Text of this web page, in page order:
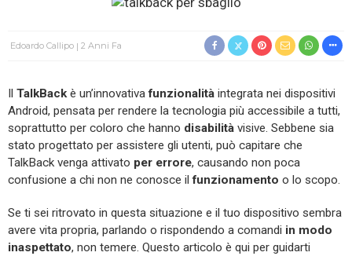
Edoardo Callipo 2 Anni Fa
Il TalkBackè un’innovativafunzionalità integrata nei dispositivi
Android, pensata per rendere la tecnologia più accessibile a tutti,
soprattutto per coloro che hanno disabilità visive. Sebbene sia
stato progettato per assistere gli utenti, può capitare che
TalkBack venga attivato per errore, causando non poca
confusione a chi non ne conosce ilfunzionamento o lo scopo.
Se ti sei ritrovato in questa situazione e il tuo dispositivo sembra
avere vita propria, parlando o rispondendo a comandi in modo
inaspettato, non temere. Questo articolo è qui per guidarti